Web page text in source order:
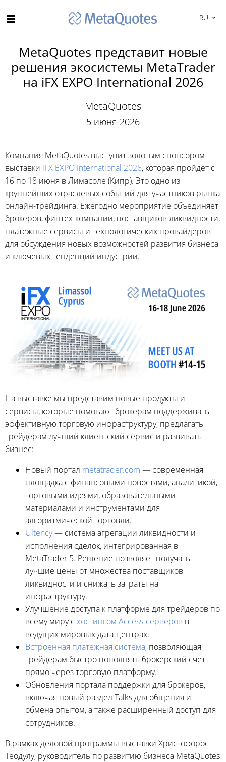
RU
MetaQuotes представит новые
решения экосистемы MetaTrader
на iFX EXPO International 2026
MetaQuotes
5 июня 2026
Компания MetaQuotes выступит золотым спонсором
выставки iFX EXPO International 2026, которая пройдет с
16 по 18 июня в Лимасоле (Кипр). Это одно из
крупнейших отраслевых событий для участников рынка
онлайн-трейдинга. Ежегодно мероприятие объединяет
брокеров, финтех-компании, поставщиков ликвидности,
платежные сервисы и технологических провайдеров
для обсуждения новых возможностей развития бизнеса
и ключевых тенденций индустрии.
На выставке мы представим новые продукты и
сервисы, которые помогают брокерам поддерживать
эффективную торговую инфраструктуру, предлагать
трейдерам лучший клиентский сервис и развивать
бизнес:
Новый портал metatrader.com — современная
площадка с финансовыми новостями, аналитикой,
торговыми идеями, образовательными
материалами и инструментами для
алгоритмической торговли.
Ultency— система агрегации ликвидности и
исполнения сделок, интегрированная в
MetaTrader 5. Решение позволяет получать
лучшие цены от множества поставщиков
ликвидности и снижать затраты на
инфраструктуру.
Улучшение доступа к платформе для трейдеров по
всему миру с хостингом Access-серверов в
ведущих мировых дата-центрах.
Встроенная платежная система, позволяющая
трейдерам быстро пополнять брокерский счет
прямо через торговую платформу.
Обновления портала поддержки для брокеров,
включая новый раздел Talks для общения и
обмена опытом, а также расширенный доступ для
сотрудников.
В рамках деловой программы выставки Христофорос
Теодулу, руководитель по развитию бизнеса MetaQuotes